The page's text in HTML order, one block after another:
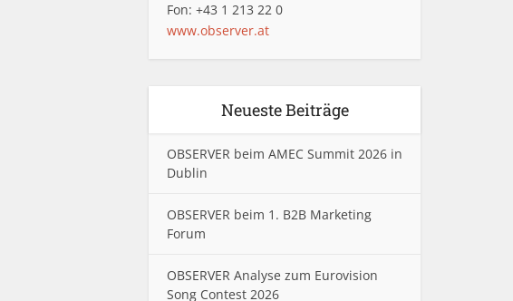
Fon: +43 1 213 22 0
www.observer.at
Neueste Beiträge
OBSERVER beim AMEC Summit 2026 in
Dublin
OBSERVER beim 1. B2B Marketing
Forum
OBSERVER Analyse zum Eurovision
Song Contest 2026